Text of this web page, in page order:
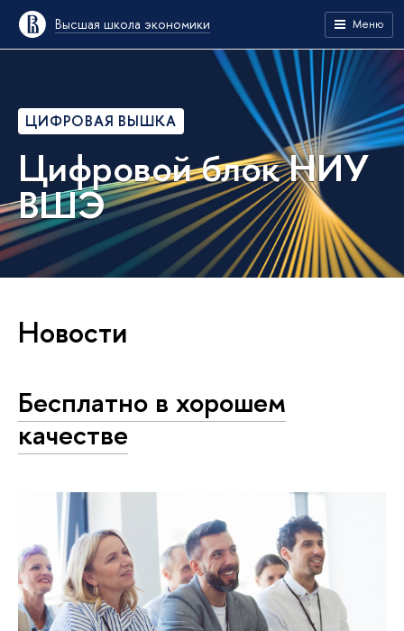
Высшая школа экономики Меню
ЦИФРОВАЯ ВЫШКА
Цифровой блок НИУ
ВШЭ
Новости
Бесплатно в хорошем
качестве